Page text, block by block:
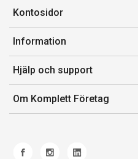
Kontosidor
Mina sidor
Orderhistorik
Fakturor & Kvitton
Inköpslistor
Information
Försäljningsvillkor
Villkor för Komplett Företag Plus
Felsökning & guider
Hjälp och support
Kontakta oss
Kundservice
Frakt och leverans
Om Komplett Företag